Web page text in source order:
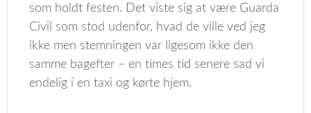
som holdt festen. Det viste sig at være Guarda
Civil som stod udenfor, hvad de ville ved jeg
ikke men stemningen var ligesom ikke den
samme bagefter – en times tid senere sad vi
endelig i en taxi og kørte hjem.